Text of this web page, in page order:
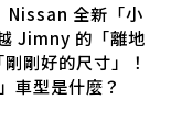
Nissan 全新「小
Jimny 的「離地
剛好的尺寸」！
車型是什麼？